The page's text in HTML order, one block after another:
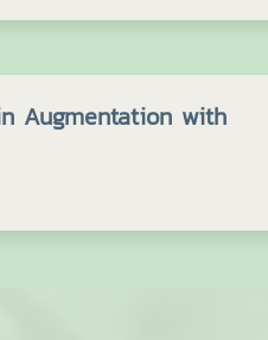
Augmentation with